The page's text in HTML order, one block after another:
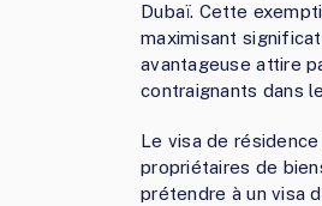
Dubaï. Cette
maximisant
avantageuse attire
contraignants dans
Le visa de
propriétaires de
prétendre à un visa